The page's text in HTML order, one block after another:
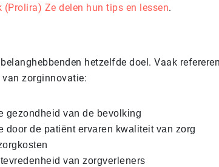
(Prolira) Ze delen hun tips en lessen.
hetzelfde doel. Vaak
van zorginnovatie:
gezondheid van de bevolking
door de patiënt ervaren kwaliteit van zorg
van zorgverleners